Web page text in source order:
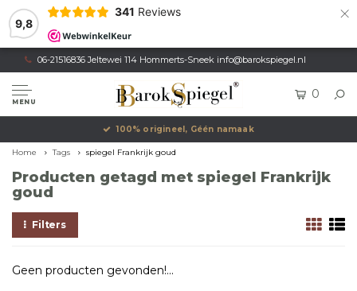
9,8
341 Reviews ×
06-21516836 Jeltewei 114 Hommerts-Sneek info@barokspiegel.nl
MENU
0
100% origineel, Géén namaak
Home Tags spiegel Frankrijk goud
Producten getagd met spiegel Frankrijk
goud
Filters
Geen producten gevonden!...